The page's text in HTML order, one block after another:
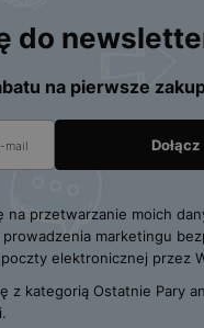
do
na pierwsze
na przetwarzanie moich
marketingu
elektronicznej przez
z kategorią Ostatnie Pary